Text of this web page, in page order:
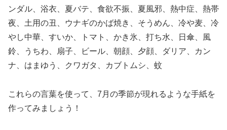
ンダル、浴衣、夏バテ、食欲不振、夏風邪、熱中症、熱帯
夜、土用の丑、ウナギのかば焼き、そうめん、冷や麦、冷
やし中華、すいか、トマト、かき氷、打ち水、日傘、風
鈴、うちわ、扇子、ビール、朝顔、夕顔、ダリア、カン
ナ、はまゆう、クワガタ、カブトムシ、蚊
これらの言葉を使って、7月の季節が現れるような手紙を
作ってみましょう！